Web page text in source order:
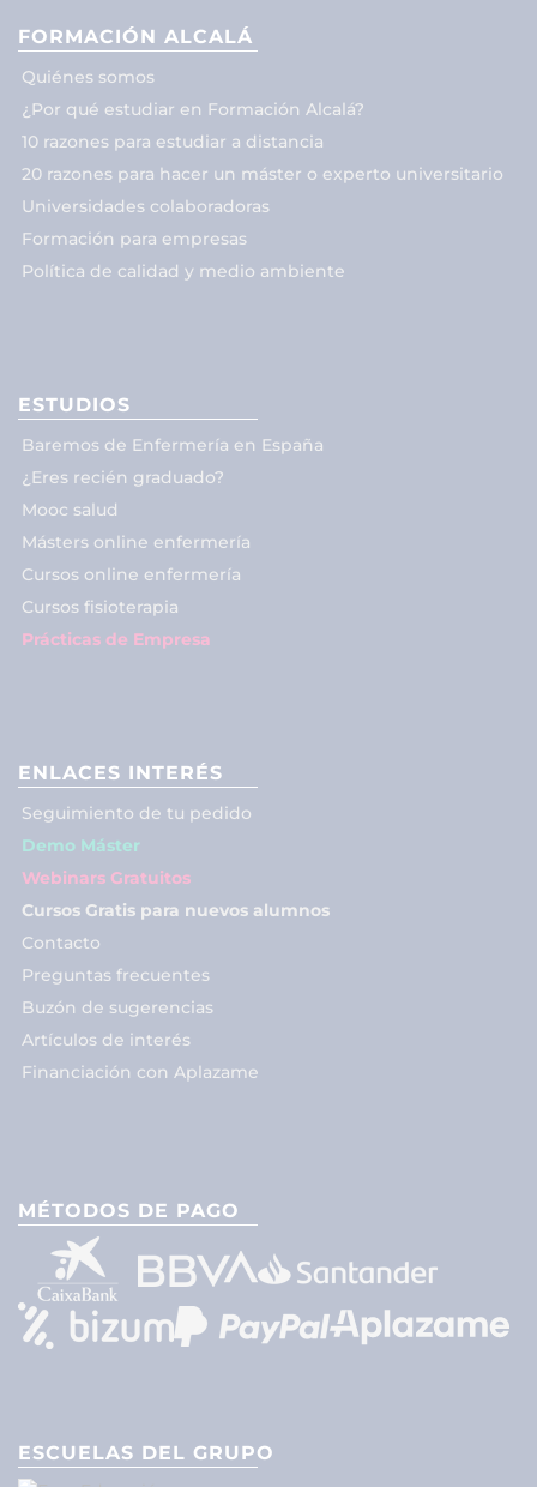
FORMACIÓN ALCALÁ
Quiénes somos
¿Por qué estudiar en Formación Alcalá?
10 razones para estudiar a distancia
20 razones para hacer un máster o experto universitario
Universidades colaboradoras
Formación para empresas
Política de calidad y medio ambiente
ESTUDIOS
Baremos de Enfermería en España
¿Eres recién graduado?
Mooc salud
Másters online enfermería
Cursos online enfermería
Cursos fisioterapia
Prácticas de Empresa
ENLACES INTERÉS
Seguimiento de tu pedido
Demo Máster
Webinars Gratuitos
Cursos Gratis para nuevos alumnos
Contacto
Preguntas frecuentes
Buzón de sugerencias
Artículos de interés
Financiación con Aplazame
MÉTODOS DE PAGO
ESCUELAS DEL GRUPO